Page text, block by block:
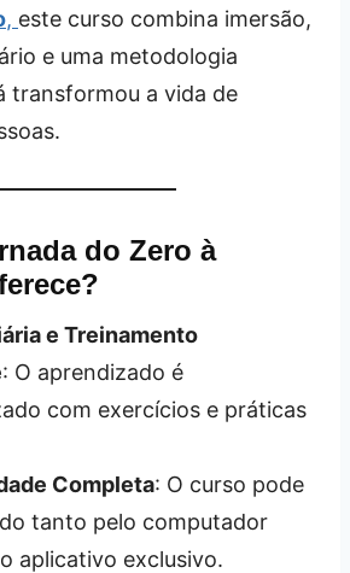
, este curso combina imersão,
e uma metodologia
transformou a vida de
do Zero à
e Treinamento
: O aprendizado é
com exercícios e práticas
Completa: O curso pode
tanto pelo computador
aplicativo exclusivo.